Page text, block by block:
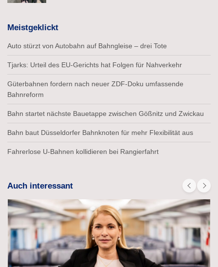
Meistgeklickt
Auto stürzt von Autobahn auf Bahngleise – drei Tote
Tjarks: Urteil des EU-Gerichts hat Folgen für Nahverkehr
Güterbahnen fordern nach neuer ZDF-Doku umfassende
Bahnreform
Bahn startet nächste Bauetappe zwischen Gößnitz und Zwickau
Bahn baut Düsseldorfer Bahnknoten für mehr Flexibilität aus
Fahrerlose U-Bahnen kollidieren bei Rangierfahrt
Auch interessant